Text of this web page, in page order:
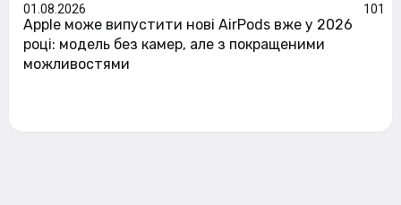
01.08.2026 101
Apple може випустити нові AirPods вже у 2026
році: модель без камер, але з покращеними
можливостями